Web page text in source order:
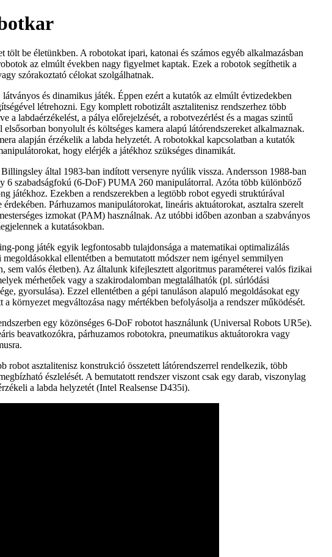
tölt be életünkben. A robotokat ipari, katonai és számos egyéb alkalmazásban
az elmúlt években nagy figyelmet kaptak. Ezek a robotok segíthetik a
szórakoztató célokat szolgálhatnak.
és dinamikus játék. Éppen ezért a kutatók az elmúlt évtizedekben
létrehozni. Egy komplett robotizált asztalitenisz rendszerhez több
a labdaérzékelést, a pálya előrejelzését, a robotvezérlést és a magas szintű
elsősorban bonyolult és költséges kamera alapú látórendszereket alkalmaznak.
alapján érzékelik a labda helyzetét. A robotokkal kapcsolatban a kutatók
hogy elérjék a játékhoz szükséges dinamikát.
által 1983-ban indított versenyre nyúlik vissza. Andersson 1988-ban
6 szabadságfokú (6-DoF) PUMA 260 manipulátorral. Azóta több különböző
játékhoz. Ezekben a rendszerekben a legtöbb robot egyedi struktúrával
Párhuzamos manipulátorokat, lineáris aktuátorokat, asztalra szerelt
izmokat (PAM) használnak. Az utóbbi időben azonban a szabványos
a kutatásokban.
pong játék egyik legfontosabb tulajdonsága a matematikai optimalizálás
ellentétben a bemutatott módszer nem igényel semmilyen
sem valós életben). Az általunk kifejlesztett algoritmus paraméterei valós fizikai
mérhetőek vagy a szakirodalomban megtalálhatók (pl. súrlódási
gyorsulása). Ezzel ellentétben a gépi tanuláson alapuló megoldásokat egy
környezet megváltozása nagy mértékben befolyásolja a rendszer működését.
egy közönséges 6-DoF robotot használunk (Universal Robots UR5e).
beavatkozókra, párhuzamos robotokra, pneumatikus aktuátorokra vagy
robot asztalitenisz konstrukció összetett látórendszerrel rendelkezik, több
észlelését. A bemutatott rendszer viszont csak egy darab, viszonylag
a labda helyzetét (Intel Realsense D435i).